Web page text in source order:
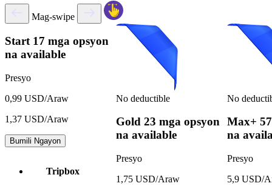
Mag-swipe
Start 17 mga opsyon
na available
Presyo
0,99 USD/Araw
1,37 USD/Araw
Bumili Ngayon
Tripbox
No deductible
Gold 23 mga opsyon
na available
Presyo
1,75 USD/Araw
No
Max+
na
Presyo
5,9 USD/